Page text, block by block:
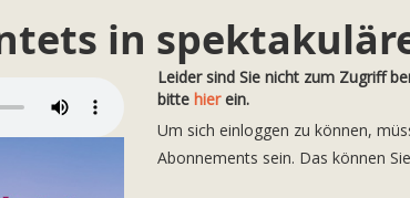
in
Leider sind Sie nicht zum Zugriff
bittehierein.
Um sich einloggen zu können,
Abonnements sein. Das können